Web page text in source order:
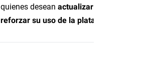
quienes desean actualizar y
reforzar su uso de la plataforma